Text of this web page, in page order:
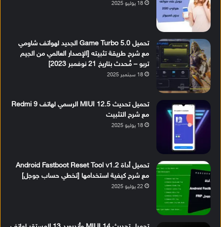
18 يوليو 2025
تحميل Game Turbo 5.0 الجديد لهواتف شاومي
مع شرح طريقة تثبيته [الإصدار العالمي من الجيم
تربو – مُحدث بتاريخ 21 نوفمبر 2023]
18 سبتمبر 2025
تحميل تحديث MIUI 12.5 الرسمي لهاتف Redmi 9
مع شرح التثبيت
18 يوليو 2025
تحميل أداة Android Fastboot Reset Tool v1.2
مع شرح كيفية استخدامها [تخطي حساب جوجل]
22 يوليو 2025